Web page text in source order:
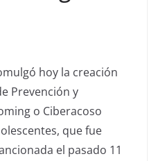
hoy la creación
Prevención y
o Ciberacoso
que fue
el pasado 11